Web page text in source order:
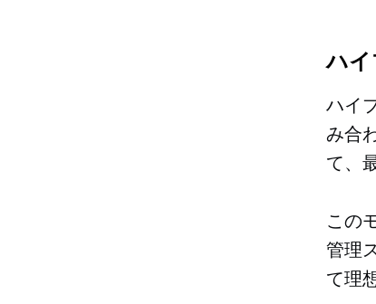
ハ
ハイ
み合
て、
この
管理
て理